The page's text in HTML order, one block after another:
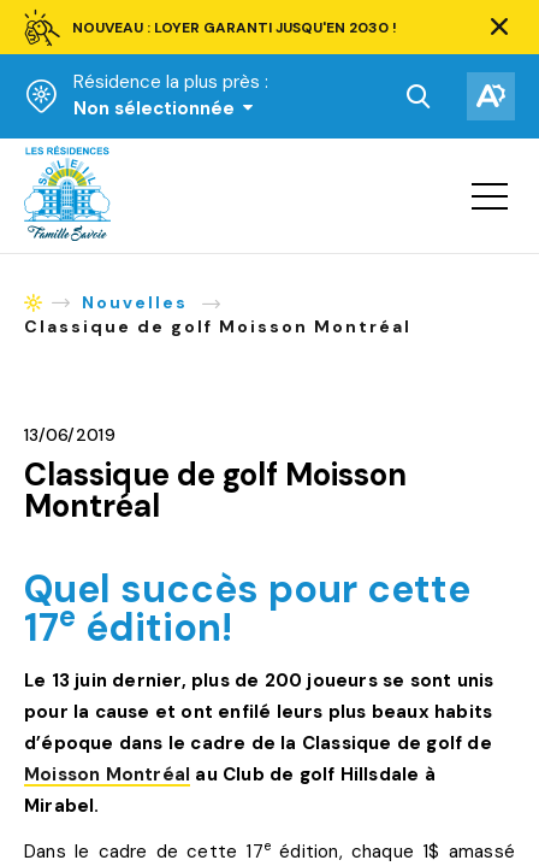
NOUVEAU : LOYER GARANTI JUSQU'EN 2030 !
barre
Résidence la plus près :
Non sélectionnée
Ouvrir
la
recherche.
la
Accueil
Ouvrir
la
AccueilNouvelles
Classique de golf Moisson Montréal
13/06/2019
Classique de golf Moisson
Montréal
Quel succès pour cette
17e édition!
Le 13 juin dernier, plus de 200 joueurs se sont unis
pour la cause et ont enfilé leurs plus beaux habits
d’époque dans le cadre de la Classique de golf de
Moisson Montréal au Club de golf Hillsdale à
Mirabel.
Dans le cadre de cette 17eédition, chaque 1$ amassé